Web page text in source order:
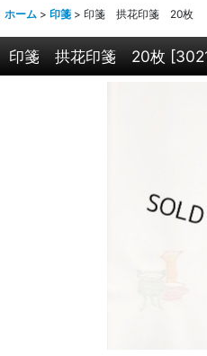
ホーム > 印箋 > 印箋 拱花印箋 20枚
印箋 拱花印箋 20枚 [